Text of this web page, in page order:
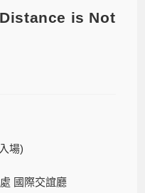
is Not
場)
國際交誼廳